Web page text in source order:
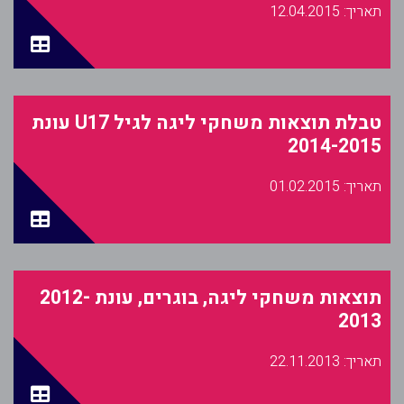
12.04.2015
12.04.2015
טבלת תוצאות משחקי ליגה לגיל U17 עונת
2014-2015
01.02.2015
טבלת תוצאות משחקי ליגה לגיל U17 עונת
2014-2015
01.02.2015
תוצאות משחקי ליגה, בוגרים, עונת 2012-
2013
22.11.2013
תוצאות משחקי ליגה, בוגרים, עונת 2012-
2013
22.11.2013